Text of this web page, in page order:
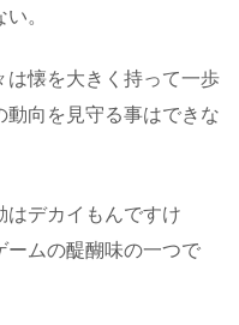
。
は懐を大きく持って一歩
向を見守る事はできな
はデカイもんですけ
ムの醍醐味の一つで